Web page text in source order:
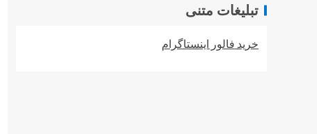
تبلیغات متنی
خرید فالور اینستاگرام